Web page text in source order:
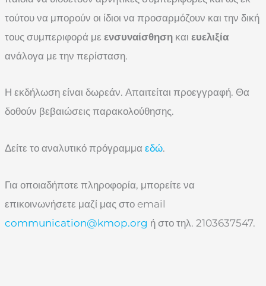
τούτου να μπορούν οι ίδιοι να προσαρμόζουν και την δική
τους συμπεριφορά με ενσυναίσθηση και ευελιξία
ανάλογα με την περίσταση.
Η εκδήλωση είναι δωρεάν. Απαιτείται προεγγραφή. Θα
δοθούν βεβαιώσεις παρακολούθησης.
Δείτε το αναλυτικό πρόγραμμα εδώ.
Για οποιαδήποτε πληροφορία, μπορείτε να
επικοινωνήσετε μαζί μας στο email
communication@kmop.org ή στο τηλ. 2103637547.